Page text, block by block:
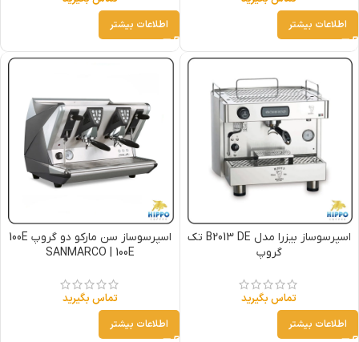
اطلاعات بیشتر اطلاعات بیشتر
اسپرسوساز بیزرا مدل B2013 DE تک
گروپ
تماس بگیرید
اطلاعات بیشتر
اسپرسوساز سن مارکو دو گروپ 100E
SANMARCO | 100E
تماس بگیرید
اطلاعات بیشتر